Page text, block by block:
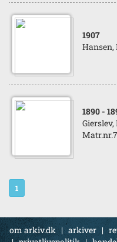
1907
1890 -
Gierslev,
1
om arkiv.dk | arkiver |